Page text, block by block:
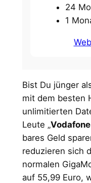
24
1
Bist Du jünger
mit dem besten
unlimitierten
Leute „
bares Geld
reduzieren sich
normalen
auf 55,99 Euro,